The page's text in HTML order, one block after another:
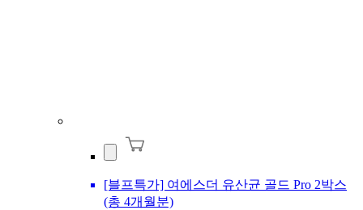
[블프특가] 여에스더 유산균 골드 Pro 2박스
(총 4개월분)